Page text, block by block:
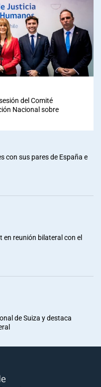
del Comité
Nacional sobre
con sus pares de España e
en reunión bilateral con el
de Suiza y destaca